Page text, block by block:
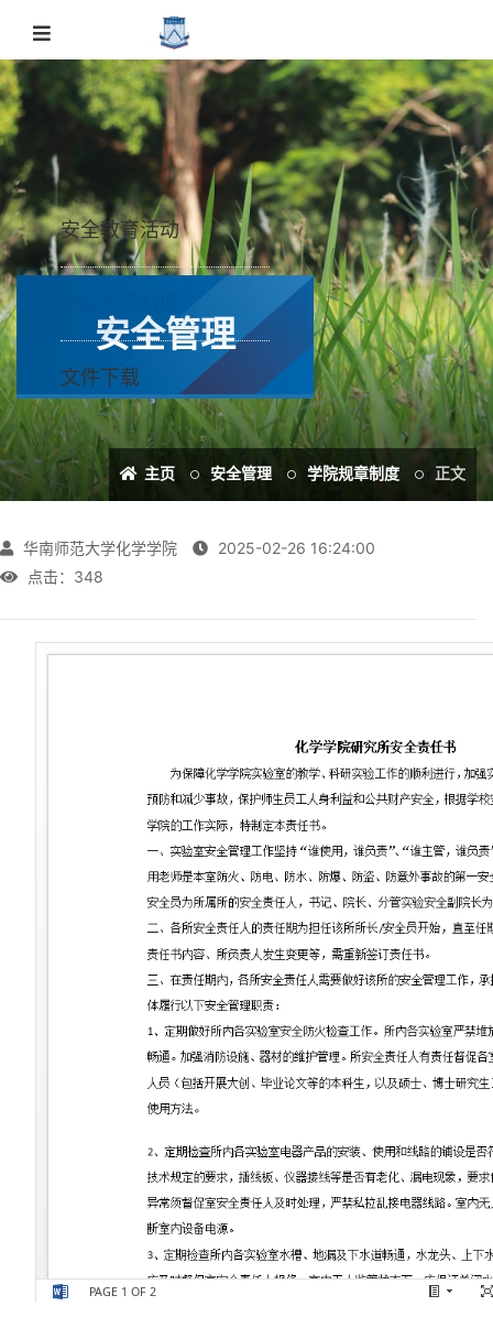
安全管理
主页 安全管理 学院规章制度 正文
安全教育活动
文件下载
化学学院安全责任书
华南师范大学化学学院
2025-02-26 16:24:00
点击： 348